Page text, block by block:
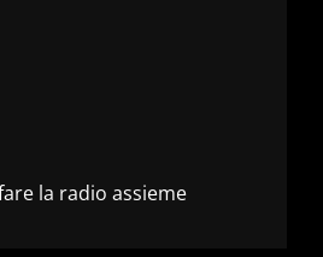
la radio assieme